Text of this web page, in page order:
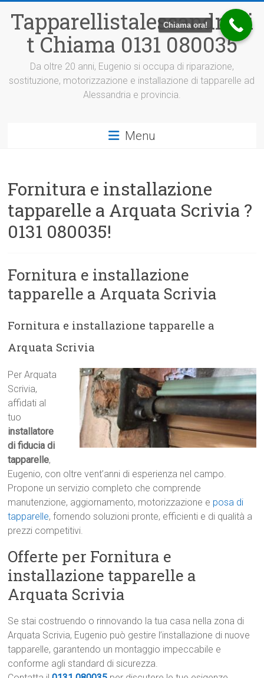
contenuto
Tapparellistalessandria.i
t Chiama 0131 080035
Da oltre 20 anni, Eugenio si occupa di riparazione,
sostituzione, motorizzazione e installazione di tapparelle ad
Alessandria e provincia.
Menu
Fornitura e installazione
tapparelle a Arquata Scrivia ?
0131 080035!
Fornitura e installazione
tapparelle a Arquata Scrivia
Fornitura e installazione tapparelle a
Arquata Scrivia
Per Arquata
Scrivia,
affidati al
tuo
installatore
di fiducia di
tapparelle,
Eugenio, con oltre vent’anni di esperienza nel campo.
Propone un servizio completo che comprende
manutenzione, aggiornamento, motorizzazione e posa di
tapparelle, fornendo soluzioni pronte, efficienti e di qualità a
prezzi competitivi.
Offerte per Fornitura e
installazione tapparelle a
Arquata Scrivia
Se stai costruendo o rinnovando la tua casa nella zona di
Arquata Scrivia, Eugenio può gestire l’installazione di nuove
tapparelle, garantendo un montaggio impeccabile e
conforme agli standard di sicurezza.
Chiama ora!